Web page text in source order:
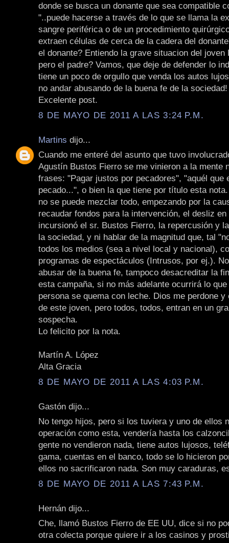
donde se busca un donante que sea compatible
"..puede hacerse a través de lo que se llama la
sangre periférica o de un procedimiento
extraen células de cerca de la cadera del
el donante? Entiendo la grave situacion del joven
pero el padre? Vamos, que deje de defender lo
tiene un poco de orgullo que venda los autos
no andar abusando de la buena fe de la sociedad!
Excelente post.
8 DE MAYO DE 2011 A LAS 3:24 P.M.
Martins dijo...
Cuando me enteré del asunto que tuvo
Agustín Bustos Fierro se me vinieron a la mente
frases: "Pagar justos por pecadores", "aquél que
pecado...", o bien la que tiene por título esta
no se puede mezclar todo, empezando por la
recaudar fondos para la intervención, el desliz en
incursionó el sr. Bustos Fierro, la repercusión y
la sociedad, y ni hablar de la magnitud que, tal
todos los medios (sea a nivel local y nacional),
programas de espectáculos (Intrusos, por ej.).
abusar de la buena fe, tampoco desacreditar la
esta campaña, si no más adelante ocurrirá lo que
persona se quema con leche. Dios me perdone y
de este joven, pero todos, todos, entran en un
sospecha.
Lo felicito por la nota.
Martín A. López
Alta Gracia
8 DE MAYO DE 2011 A LAS 4:03 P.M.
Gastón dijo...
No tengo hijos, pero si los tuviera y uno de ellos
operación como esta, vendería hasta los
gente no vendieron nada, tiene autos lujosos,
gama, cuentas en el banco, todo se lo hicieron
ellos no sacrificaron nada. Son muy caraduras,
8 DE MAYO DE 2011 A LAS 7:43 P.M.
Hernán dijo...
Che, llamó Bustos Fierro de EE UU, dice si no
otra colecta porque quiere ir a los casinos y